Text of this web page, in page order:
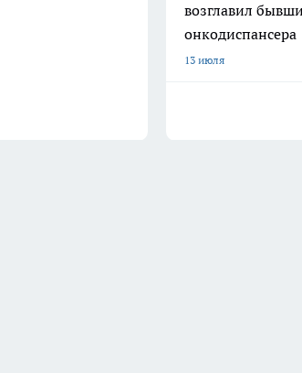
возглавил
онкодиспансера
13 июля